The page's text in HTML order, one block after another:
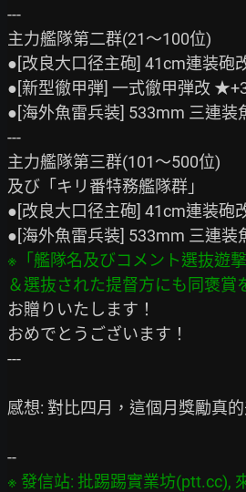
---
主力艦隊第二群(21～100位)
●[改良大口径主砲] 41cm連装砲
●[新型徹甲弾] 一式徹甲弾改
●[海外魚雷兵装] 533mm 三連
---
主力艦隊第三群(101～500位)
及び「キリ番特務艦隊群」
●[改良大口径主砲] 41cm連装砲
※「艦隊名及びコメント選抜遊
お贈りいたします！
おめでとうございます！
---
感想: 對比四月，這個月獎勵真
※ 發信站: 批踢踢實業坊(ptt.cc),